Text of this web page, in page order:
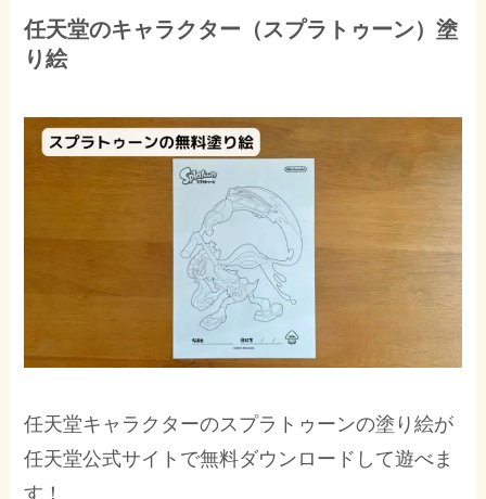
任天堂のキャラクター（スプラトゥーン）塗
り絵
任天堂キャラクターのスプラトゥーンの塗り絵が
任天堂公式サイトで無料ダウンロードして遊べま
す！